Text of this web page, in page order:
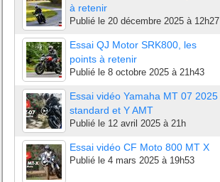
à retenir
Publié le 20 décembre 2025 à 12h27
Essai QJ Motor SRK800, les
points à retenir
Publié le 8 octobre 2025 à 21h43
Essai vidéo Yamaha MT 07 2025
standard et Y AMT
Publié le 12 avril 2025 à 21h
Essai vidéo CF Moto 800 MT X
Publié le 4 mars 2025 à 19h53